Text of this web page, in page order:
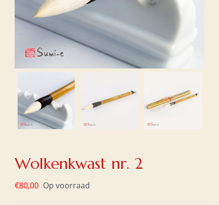
Wolkenkwast nr. 2
€80,00 Op voorraad